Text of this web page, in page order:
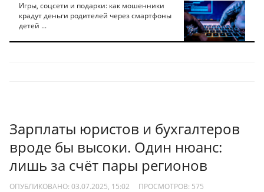
Игры, соцсети и подарки: как мошенники
крадут деньги родителей через смартфоны
детей ...
Зарплаты юристов и бухгалтеров
вроде бы высоки. Один нюанс:
лишь за счёт пары регионов
ОПУБЛИКОВАНО: 03.07.2025, 15:02 ПРОСМОТРОВ: 575